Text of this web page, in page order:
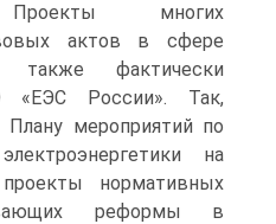
Проекты многих
актов в сфере
также фактически
«ЕЭС России». Так,
Плану мероприятий по
на
нормативных
реформы в